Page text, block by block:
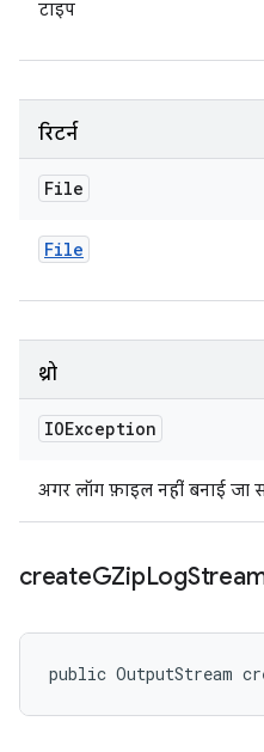
टाइप
रिटर्न
File
File
थ्रो
IOException
अगर लॉग फ़ाइल नहीं बनाई जा
createGZipLog
public OutputStream